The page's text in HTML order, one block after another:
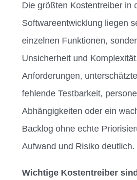
Die größten Kostentreiber in
Softwareentwicklung liegen
einzelnen Funktionen,
Unsicherheit und
Anforderungen,
fehlende Testbarkeit,
Abhängigkeiten oder ein
Backlog ohne echte
Aufwand und Risiko deutlich.
Wichtige Kostentreiber